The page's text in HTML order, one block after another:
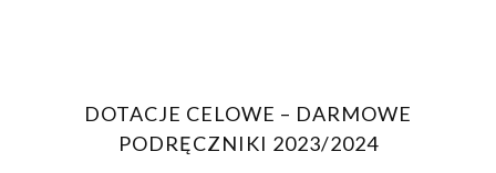
DOTACJE CELOWE – DARMOWE
PODRĘCZNIKI 2023/2024